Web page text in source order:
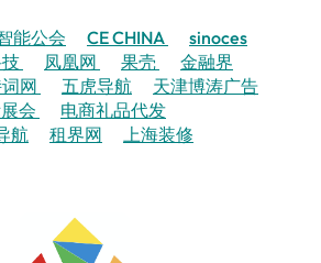
能公会 CE CHINA
sinoces
凤凰网 果壳
金融界
网 五虎导航
天津博涛广告
会
电商礼品代发
航 租界网 上海装修